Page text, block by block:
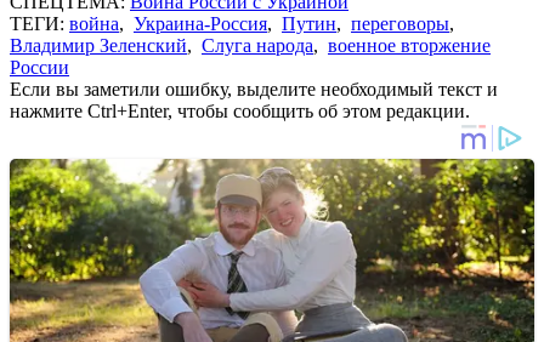
ТЕГИ: война, Украина-Россия, Путин, переговоры,
Владимир Зеленский, Слуга народа, военное вторжение
России
Если вы заметили ошибку, выделите необходимый текст и
нажмите Ctrl+Enter, чтобы сообщить об этом редакции.